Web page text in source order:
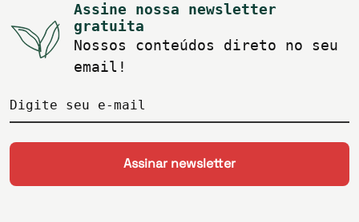
Assine nossa newsletter
gratuita
Nossos conteúdos direto no seu
email!
Digite seu e-mail